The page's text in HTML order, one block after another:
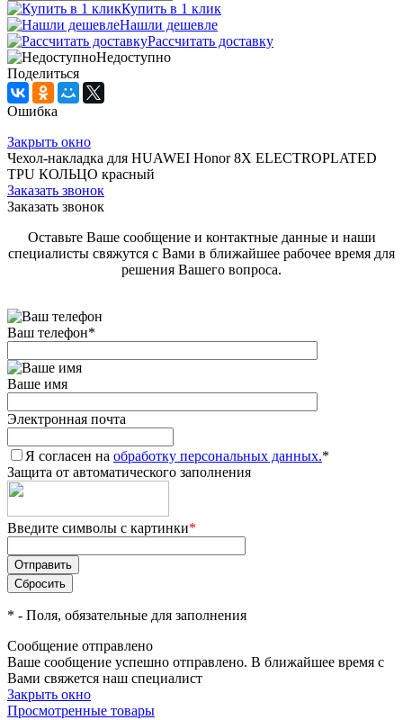
Купить в 1 клик
Нашли дешевле
Рассчитать доставку
Недоступно
Поделиться
Ошибка
Закрыть окно
Чехол-накладка для HUAWEI Honor 8X ELECTROPLATED
TPU КОЛЬЦО красный
Заказать звонок
Заказать звонок
Оставьте Ваше сообщение и контактные данные и наши
специалисты свяжутся с Вами в ближайшее рабочее время для
решения Вашего вопроса.
Ваш телефон*
Ваше имя
Электронная почта
Я согласен на обработку персональных данных.*
Защита от автоматического заполнения
Введите символы с картинки*
* - Поля, обязательные для заполнения
Сообщение отправлено
Ваше сообщение успешно отправлено. В ближайшее время с
Вами свяжется наш специалист
Закрыть окно
Просмотренные товары